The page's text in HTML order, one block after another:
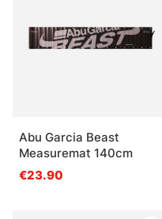
Abu Garcia Beast
Measuremat 140cm
€23.90